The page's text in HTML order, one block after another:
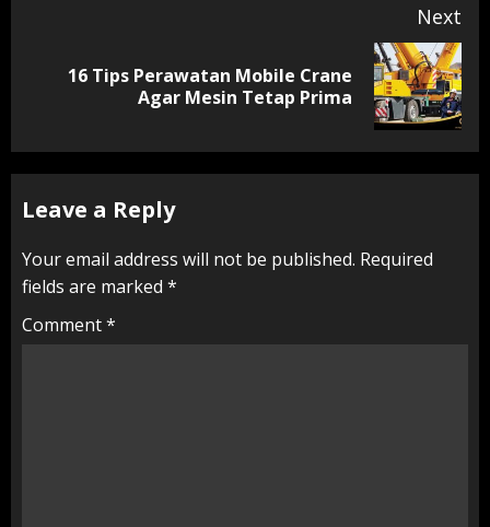
Next
Next16 Tips Perawatan Mobile Crane
Agar Mesin Tetap Prima
Leave a Reply
Your email address will not be published. Required
fields are marked *
Comment*